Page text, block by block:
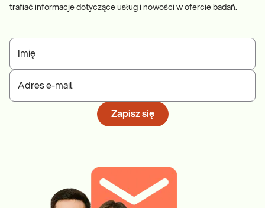
trafiać informacje dotyczące usług i nowości w ofercie badań.
Imię
Adres e-mail
Zapisz się